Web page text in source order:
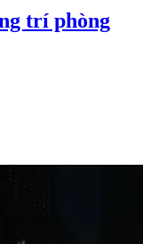
trí phòng